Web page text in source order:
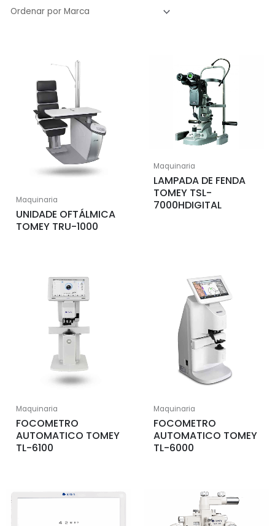
Maquinaria
UNIDADE OFTÁLMICA
TOMEY TRU-1000
Maquinaria
LAMPADA DE FENDA
TOMEY TSL-
7000HDIGITAL
Maquinaria
FOCOMETRO
AUTOMATICO TOMEY
TL-6100
Maquinaria
FOCOMETRO
AUTOMATICO TOMEY
TL-6000